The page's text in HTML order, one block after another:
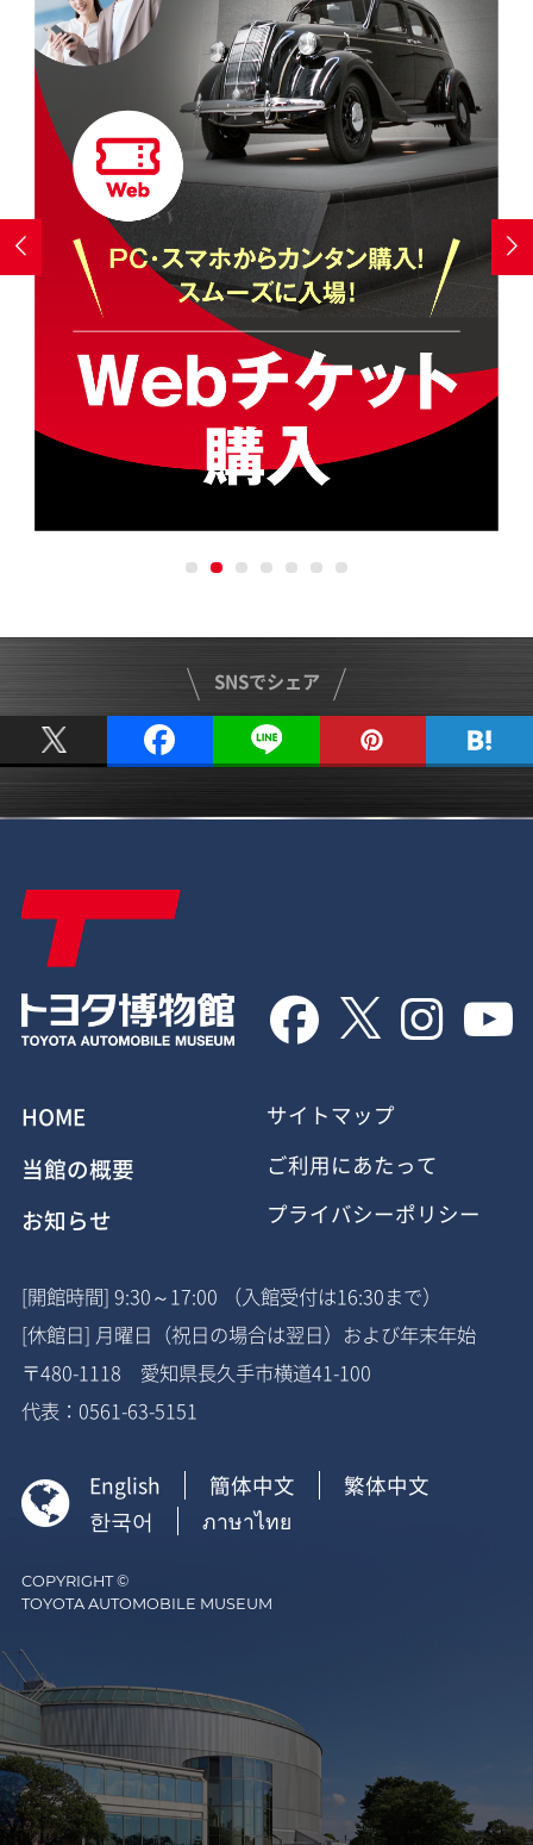
 
SNSでシェア
   
HOME
当館の概要
お知らせ
サイトマップ
ご利用にあたって
プライバシーポリシー
[開館時間] 9:30～17:00 （入館受付は16:30まで）
[休館日] 月曜日（祝日の場合は翌日）および年末年始
〒480-1118 愛知県長久手市横道41-100
代表：0561-63-5151
 English 簡体中文
繁体中文
한국어
ภาษาไทย
COPYRIGHT ©
TOYOTA AUTOMOBILE MUSEUM